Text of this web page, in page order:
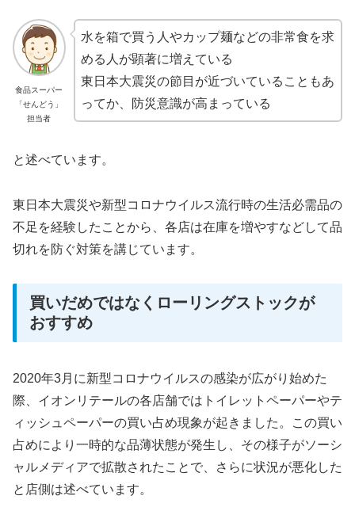
食品スーパー
「せんどう」
担当者
水を箱で買う人やカップ麺などの非常食を求
める人が顕著に増えている
東日本大震災の節目が近づいていることもあ
ってか、防災意識が高まっている
と述べています。
東日本大震災や新型コロナウイルス流行時の生活必需品の
不足を経験したことから、各店は在庫を増やすなどして品
切れを防ぐ対策を講じています。
買いだめではなくローリングストックが
おすすめ
2020年3月に新型コロナウイルスの感染が広がり始めた
際、イオンリテールの各店舗ではトイレットペーパーやテ
ィッシュペーパーの買い占め現象が起きました。この買い
占めにより一時的な品薄状態が発生し、その様子がソーシ
ャルメディアで拡散されたことで、さらに状況が悪化した
と店側は述べています。